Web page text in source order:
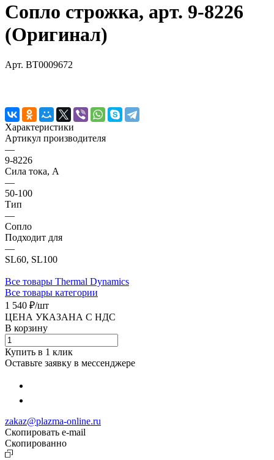
Сопло строжка, арт. 9-8226
(Оригинал)
Арт. BT0009672
Характеристики
Артикул производителя
—
9-8226
Сила тока, А
—
50-100
Тип
—
Сопло
Подходит для
—
SL60, SL100
Все товары Thermal Dynamics
Все товары категории
1 540 ₽/шт
ЦЕНА УКАЗАНА С НДС
В корзину
Купить в 1 клик
Оставьте заявку в мессенджере
zakaz@plazma-online.ru
Скопировать e-mail
Cкопированно